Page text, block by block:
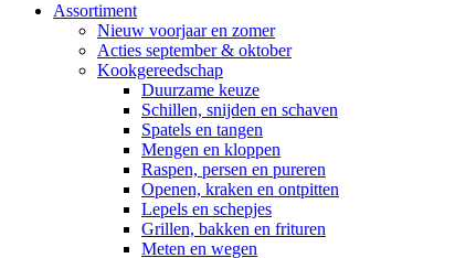
Assortiment
Nieuw voorjaar en zomer
Acties september & oktober
Kookgereedschap
Duurzame keuze
Schillen, snijden en schaven
Spatels en tangen
Mengen en kloppen
Raspen, persen en pureren
Openen, kraken en ontpitten
Lepels en schepjes
Grillen, bakken en frituren
Meten en wegen